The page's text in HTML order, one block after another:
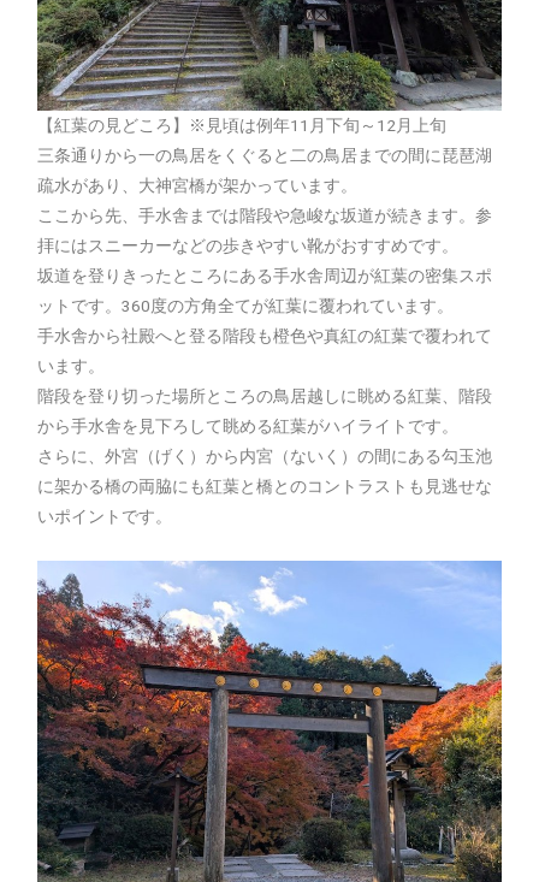
【紅葉の見どころ】※見頃は例年11月下旬～12月上旬
三条通りから一の鳥居をくぐると二の鳥居までの間に琵琶湖
疏水があり、大神宮橋が架かっています。
ここから先、手水舎までは階段や急峻な坂道が続きます。参
拝にはスニーカーなどの歩きやすい靴がおすすめです。
坂道を登りきったところにある手水舎周辺が紅葉の密集スポ
ットです。360度の方角全てが紅葉に覆われています。
手水舎から社殿へと登る階段も橙色や真紅の紅葉で覆われて
います。
階段を登り切った場所ところの鳥居越しに眺める紅葉、階段
から手水舎を見下ろして眺める紅葉がハイライトです。
さらに、外宮（げく）から内宮（ないく）の間にある勾玉池
に架かる橋の両脇にも紅葉と橋とのコントラストも見逃せな
いポイントです。